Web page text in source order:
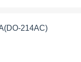
214AC)